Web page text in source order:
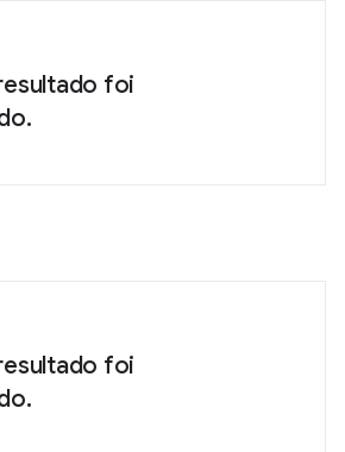
foi
foi